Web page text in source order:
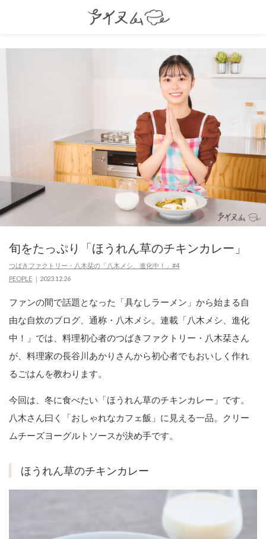
旬をたっぷり「ほうれん草のチキンカレー」
つばきファクトリー・八木栞の「八木メシ、進化中！」#4
PEOPLE
2023.12.26
ファンの間で話題となった「具なしラーメン」から始まる自
由な自炊のブログ、通称・八木メシ。連載「八木メシ、進化
中！」では、料理初心者のつばきファクトリー・八木栞さん
が、料理家の長谷川あかりさんから初心者でもおいしく作れ
るごはんを教わります。
今回は、冬に食べたい「ほうれん草のチキンカレー」です。
八木さん曰く「おしゃれなカフェ飯」に見える一品。クリー
ムチーズヨーグルトソースが決め手です。
ほうれん草のチキンカレー